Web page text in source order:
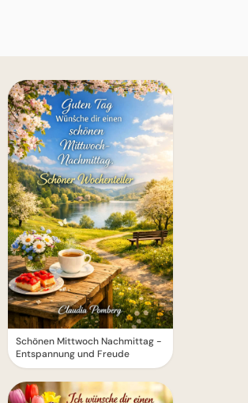
Schönen Mittwoch Nachmittag -
Entspannung und Freude